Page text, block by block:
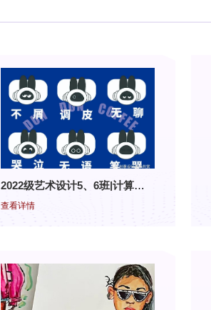
2022级艺术设计5、6班|计算机辅助设计Adobe Illustrator结课展
查看详情